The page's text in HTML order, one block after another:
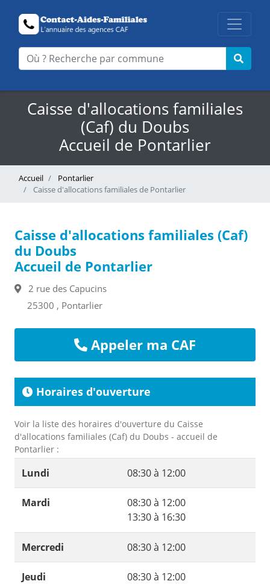
Caisse d'allocations familiales
(Caf) du Doubs
Accueil de Pontarlier
Accueil
Pontarlier
Caisse d'allocations familiales de Pontarlier
Caisse d'allocations familiales (Caf)
du Doubs
Accueil de Pontarlier
2 rue des Capucins
25300 , Pontarlier
Appeler ma CAF
Horaires d'ouverture
Voir la liste des horaires d'ouverture du Caisse
d'allocations familiales (Caf) du Doubs - accueil de
Pontarlier :
Lundi 08:30 à 12:00
Mardi
08:30 à 12:00
13:30 à 16:30
Mercredi 08:30 à 12:00
Jeudi
08:30 à 12:00